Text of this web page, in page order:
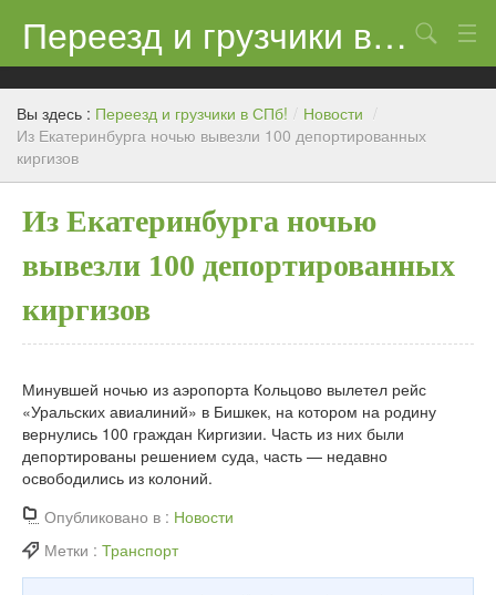
Переезд и грузчики в СПб!
Контакты
Цены
Новости
Поиск
Вы здесь : Переезд и грузчики в СПб! / Новости /
Из Екатеринбурга ночью вывезли 100 депортированных
киргизов
Из Екатеринбурга ночью
вывезли 100 депортированных
киргизов
Минувшей ночью из аэропорта Кольцово вылетел рейс
«Уральских авиалиний» в Бишкек, на котором на родину
вернулись 100 граждан Киргизии. Часть из них были
депортированы решением суда, часть — недавно
освободились из колоний.
Опубликовано в : Новости
Метки : Транспорт